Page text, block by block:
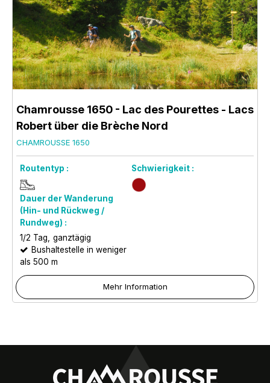
Chamrousse 1650 - Lac des Pourettes - Lacs
Robert über die Brèche Nord
CHAMROUSSE 1650
Routentyp : Schwierigkeit :
Dauer der Wanderung
(Hin- und Rückweg /
Rundweg) :
1/2 Tag
ganztägig
Bushaltestelle in weniger
als 500 m
Mehr Information